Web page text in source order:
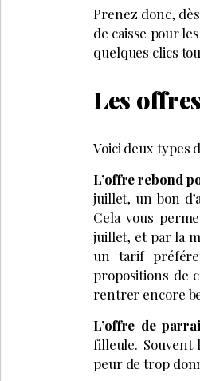
Prenez donc,
de caisse pour
quelques clics
Les
Voici deux types
L’offre rebond
juillet, un bon
Cela vous
juillet, et par la
un tarif
propositions de
rentrer encore
L’offre de
filleule. Souvent
peur de trop